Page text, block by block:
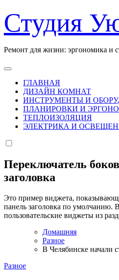
к
содержанию
Студия
Ремонт для жизни: эргономика и
ГЛАВНАЯ
ДИЗАЙН КОМНАТ
ИНСТРУМЕНТЫ И
ПЛАНИРОВКИ И
ТЕПЛОИЗОЛЯЦИЯ
ЭЛЕКТРИКА И
Переключатель
заголовка
Это пример виджета,
панель заголовка по умолчанию.
пользовательские виджеты из
Домашняя
Разное
В Челябинске начали
Разное